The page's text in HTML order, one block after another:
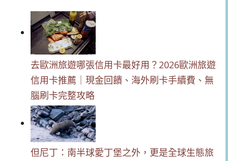
去歐洲旅遊哪張信用卡最好用？2026歐洲旅遊
信用卡推薦｜現金回饋、海外刷卡手續費、無
腦刷卡完整攻略
但尼丁：南半球愛丁堡之外，更是全球生態旅